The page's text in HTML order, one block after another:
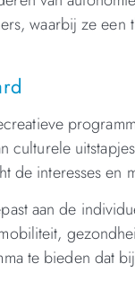
waarbij ze
culturele
de interesses en
aan de
te bieden dat